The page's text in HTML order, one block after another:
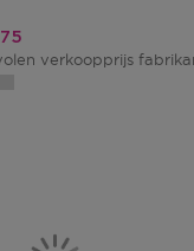
verkoopprijs